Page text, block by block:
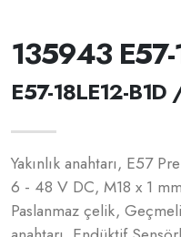
135943 E57-
E57-18LE12-
Yakınlık anahtarı, E57
6 - 48 V DC, M18 x 1
Paslanmaz çelik,